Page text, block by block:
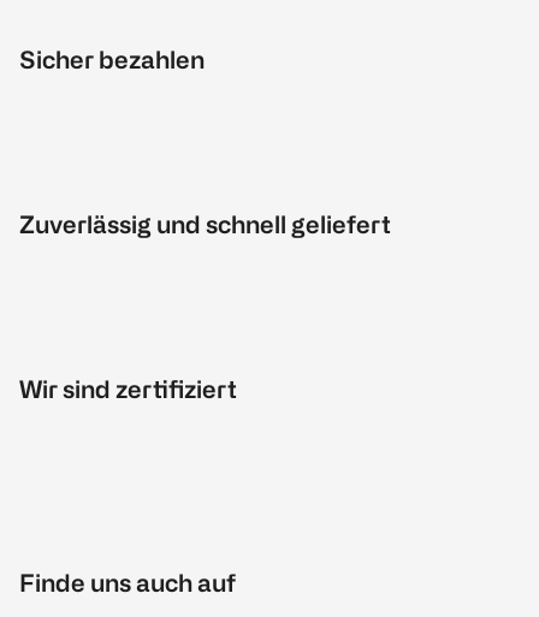
Sicher bezahlen
Zuverlässig und schnell geliefert
Wir sind zertifiziert
Finde uns auch auf